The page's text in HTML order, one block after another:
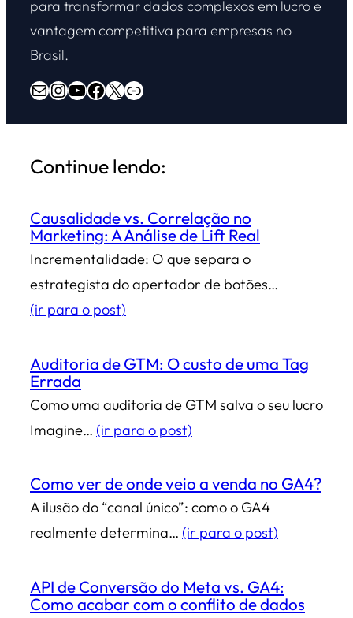
para transformar dados complexos em lucro e
vantagem competitiva para empresas no
Brasil.
E-mail InstagramYoutube Facebook X Overdrive Marketing
Continue lendo:
Causalidade vs. Correlação no
Marketing: A Análise de Lift Real
Incrementalidade: O que separa o
estrategista do apertador de botões…
(ir para o post)
Auditoria de GTM: O custo de uma Tag
Errada
Como uma auditoria de GTM salva o seu lucro
Imagine… (ir para o post)
Como ver de onde veio a venda no GA4?
A ilusão do “canal único”: como o GA4
realmente determina… (ir para o post)
API de Conversão do Meta vs. GA4:
Como acabar com o conflito de dados